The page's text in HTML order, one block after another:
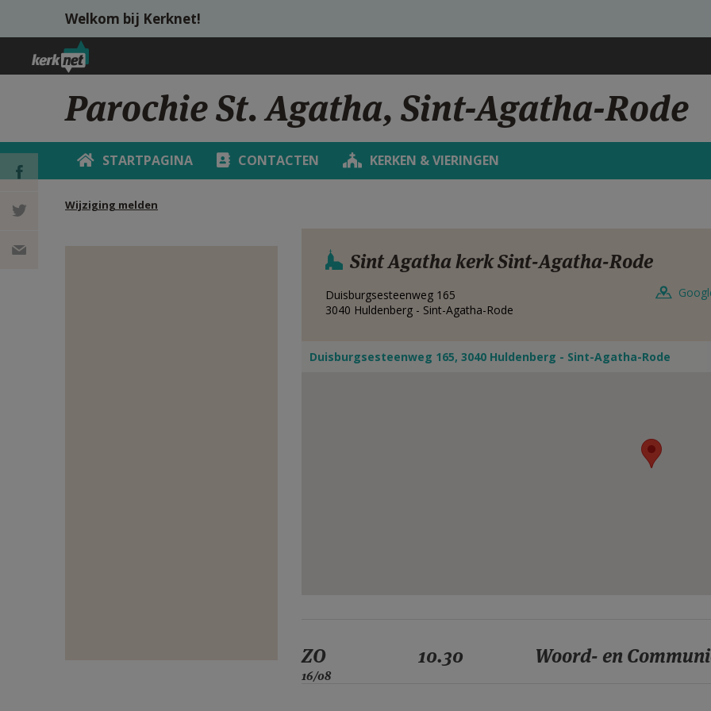
Overslaan en naar de inhoud gaan
Welkom bij Kerknet!
Parochie St. Agatha, Sint-Agatha-Rode
STARTPAGINA CONTACTEN KERKEN & VIERINGEN
Wijziging melden
DEEL OP
FACEBOOK
DEEL OP Sint Agatha kerk Sint-Agatha-Rode
Duisburgsesteenweg 165
3040 Huldenberg - Sint-Agatha-Rode
Duisburgsesteenweg 165, 3040 Huldenberg - Sint-Agatha-Rode
ZO
16/08
10.30 Woord- en